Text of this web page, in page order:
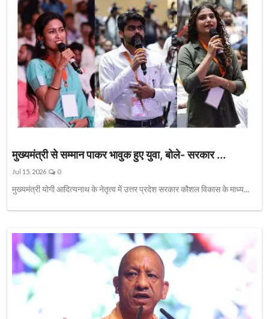
मुख्यमंत्री से सम्मान पाकर भावुक हुए युवा, बोले- सरकार ...
Jul 15, 2026 0
मुख्यमंत्री योगी आदित्यनाथ के नेतृत्व में उत्तर प्रदेश सरकार कौशल विकास के माध्य...